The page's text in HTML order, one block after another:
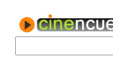
contenido